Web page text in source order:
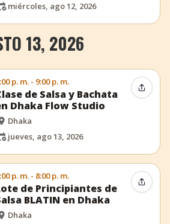
miércoles, ago 12, 2026
13, 2026
p. m. - 9:00 p. m.
de Salsa y Bachata
Dhaka Flow Studio
Dhaka
jueves, ago 13, 2026
p. m. - 8:00 p. m.
de Principiantes de
BLATIN en Dhaka
Dhaka